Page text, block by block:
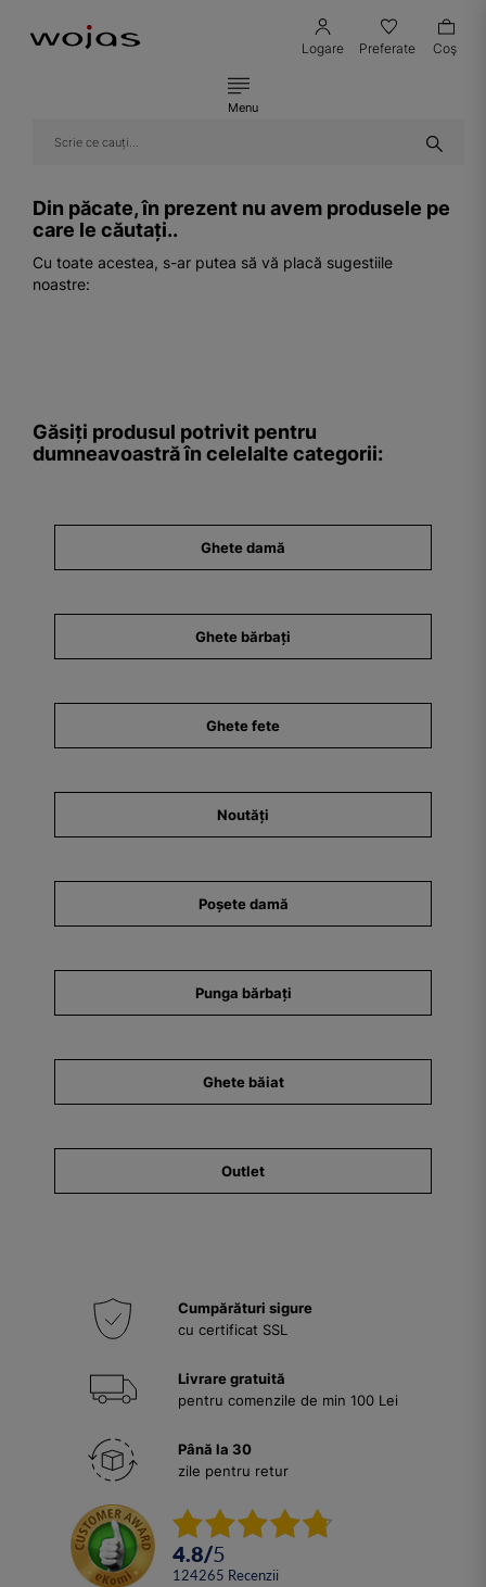
Logare Preferate Coş
Menu
Din păcate, în prezent nu avem produsele pe
care le căutați..
Cu toate acestea, s-ar putea să vă placă sugestiile
noastre:
Găsiți produsul potrivit pentru
dumneavoastră în celelalte categorii:
Ghete damă
Ghete bărbați
Ghete fete
Noutăți
Poșete damă
Punga bărbați
Ghete băiat
Outlet
Cumpărături sigure
cu certificat SSL
Livrare gratuită
pentru comenzile de min 100 Lei
Până la 30
zile pentru retur
4.8/5
124265 Recenzii